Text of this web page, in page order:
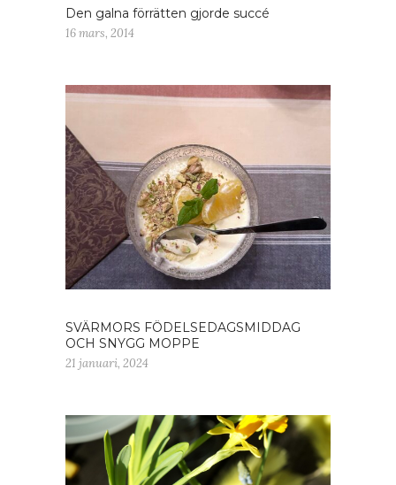
Den galna förrätten gjorde succé
16 mars, 2014
SVÄRMORS FÖDELSEDAGSMIDDAG
OCH SNYGG MOPPE
21 januari, 2024